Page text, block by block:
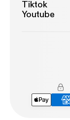
Tiktok
Youtube